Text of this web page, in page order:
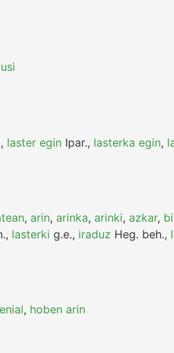
, laster egin Ipar., lasterka egin,
, arin, arinka, arinki, azkar,
, lasterki g.e., iraduz Heg. beh.,
, hoben arin